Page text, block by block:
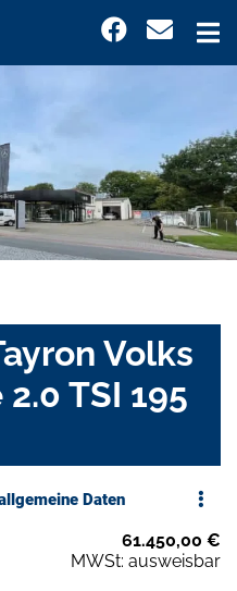
Volks
TSI 195
Daten
61.450,00 €
MWSt: ausweisbar